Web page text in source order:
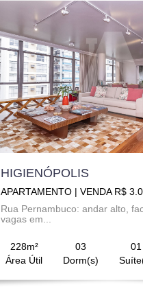
HIGIENÓPOLIS
APARTAMENTO | VENDA R$
Rua Pernambuco: andar alto,
vagas em...
228m²
Área Útil
03
Dorm(s)
01